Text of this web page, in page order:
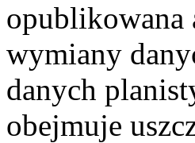
opublikowana
wymiany
danych
obejmuje